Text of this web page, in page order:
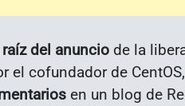
raíz del anuncio de la
el cofundador de
en un blog de